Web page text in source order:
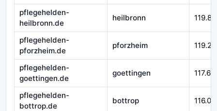
pflegehelden-
heilbronn.de
heilbronn
pflegehelden-
pforzheim.de
pforzheim
pflegehelden-
goettingen.de
goettingen
pflegehelden-
bottrop.de
bottrop